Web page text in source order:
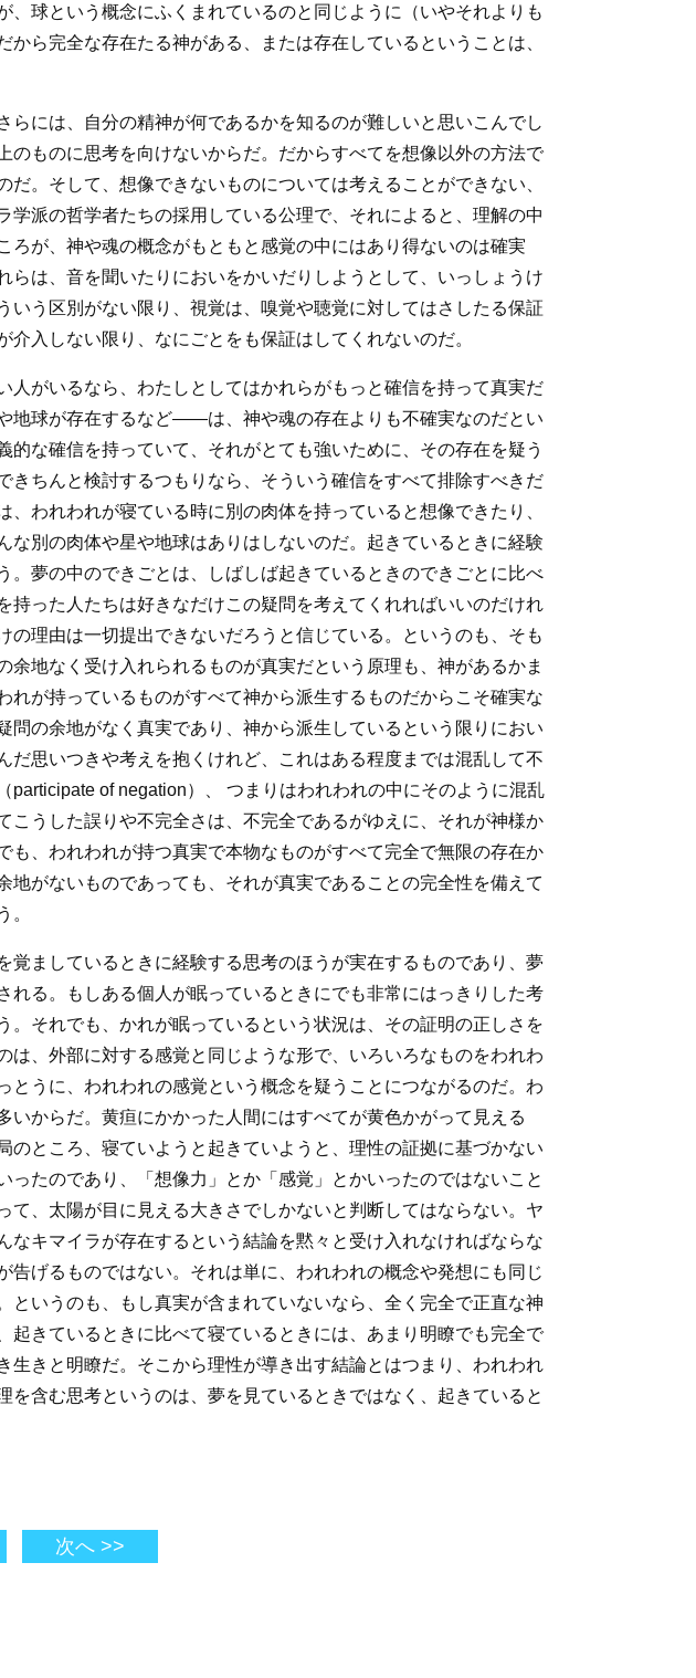
球という概念にふくまれているのと同じように（いやそれよりも
ら完全な存在たる神がある、または存在しているということは、
には、自分の精神が何であるかを知るのが難しいと思いこんでし
ものに思考を向けないからだ。だからすべてを想像以外の方法で
。そして、想像できないものについては考えることができない、
派の哲学者たちの採用している公理で、それによると、理解の中
が、神や魂の概念がもともと感覚の中にはあり得ないのは確実
は、音を聞いたりにおいをかいだりしようとして、いっしょうけ
う区別がない限り、視覚は、嗅覚や聴覚に対してはさしたる保証
入しない限り、なにごとをも保証はしてくれないのだ。
がいるなら、わたしとしてはかれらがもっと確信を持って真実だ
球が存在するなど――は、神や魂の存在よりも不確実なのだとい
な確信を持っていて、それがとても強いために、その存在を疑う
ちんと検討するつもりなら、そういう確信をすべて排除すべきだ
われわれが寝ている時に別の肉体を持っていると想像できたり、
別の肉体や星や地球はありはしないのだ。起きているときに経験
夢の中のできごとは、しばしば起きているときのできごとに比べ
った人たちは好きなだけこの疑問を考えてくれればいいのだけれ
理由は一切提出できないだろうと信じている。というのも、そも
地なく受け入れられるものが真実だという原理も、神があるかま
が持っているものがすべて神から派生するものだからこそ確実な
の余地がなく真実であり、神から派生しているという限りにおい
思いつきや考えを抱くけれど、これはある程度までは混乱して不
of negation）、 つまりはわれわれの中にそのように混乱
うした誤りや不完全さは、不完全であるがゆえに、それが神様か
、われわれが持つ真実で本物なものがすべて完全で無限の存在か
がないものであっても、それが真実であることの完全性を備えて
。
ましているときに経験する思考のほうが実在するものであり、夢
る。もしある個人が眠っているときにでも非常にはっきりした考
それでも、かれが眠っているという状況は、その証明の正しさを
、外部に対する感覚と同じような形で、いろいろなものをわれわ
うに、われわれの感覚という概念を疑うことにつながるのだ。わ
からだ。黄疸にかかった人間にはすべてが黄色かがって見える
ところ、寝ていようと起きていようと、理性の証拠に基づかない
たのであり、「想像力」とか「感覚」とかいったのではないこと
、太陽が目に見える大きさでしかないと判断してはならない。ヤ
キマイラが存在するという結論を黙々と受け入れなければならな
げるものではない。それは単に、われわれの概念や発想にも同じ
いうのも、もし真実が含まれていないなら、全く完全で正直な神
きているときに比べて寝ているときには、あまり明瞭でも完全で
きと明瞭だ。そこから理性が導き出す結論とはつまり、われわれ
含む思考というのは、夢を見ているときではなく、起きていると
次へ >>